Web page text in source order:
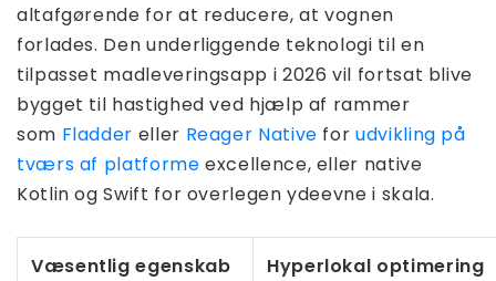
altafgørende for at reducere, at vognen
forlades. Den underliggende teknologi til en
tilpasset madleveringsapp i 2026 vil fortsat blive
bygget til hastighed ved hjælp af rammer
som Fladder eller Reager Native forudvikling på
tværs af platforme excellence, eller native
Kotlin og Swift for overlegen ydeevne i skala.
Væsentlig egenskab Hyperlokal optimering